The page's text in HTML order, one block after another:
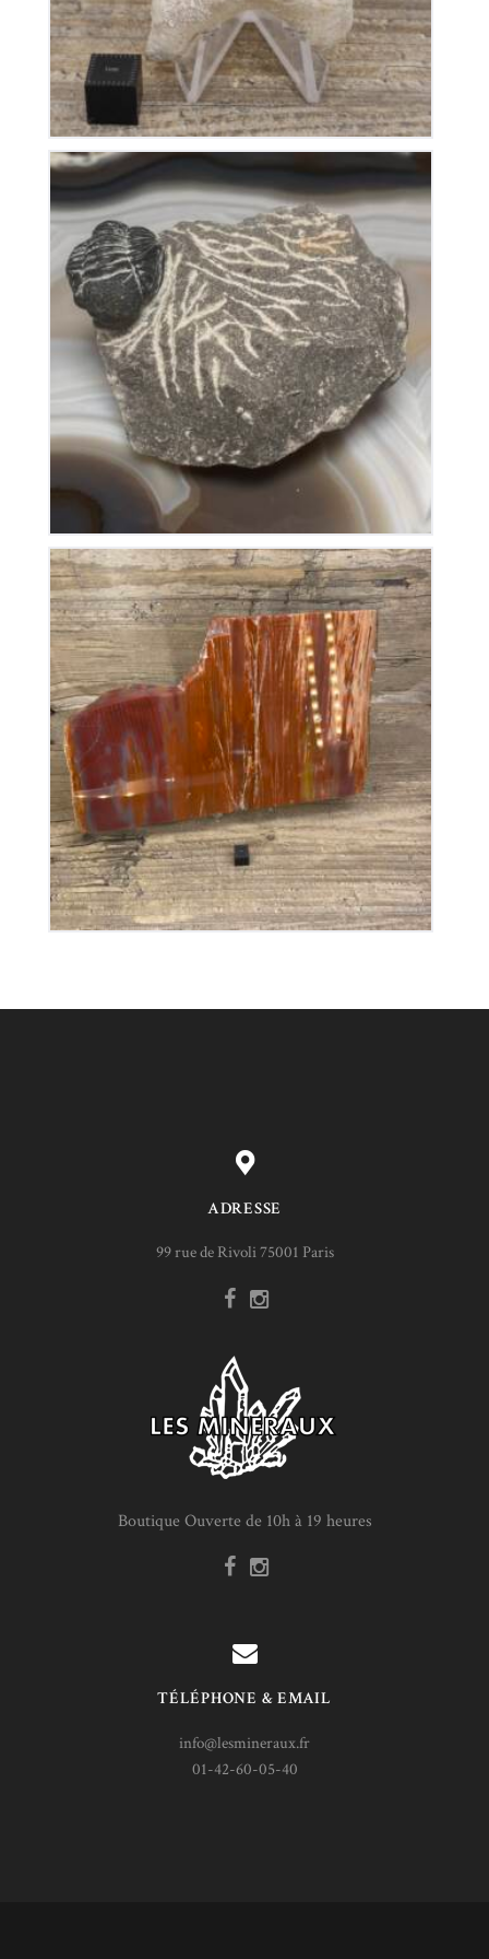
Trilobite Gerastos Proteus
32€
Bois Fossile
120€
ADRESSE
99 rue de Rivoli 75001 Paris
Boutique Ouverte de 10h à 19 heures
TÉLÉPHONE & EMAIL
info@lesmineraux.fr
01-42-60-05-40